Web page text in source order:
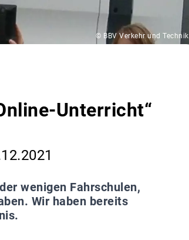
© BBV Verkehr und Technik
Unterricht“
wenigen Fahrschulen,
Wir haben bereits